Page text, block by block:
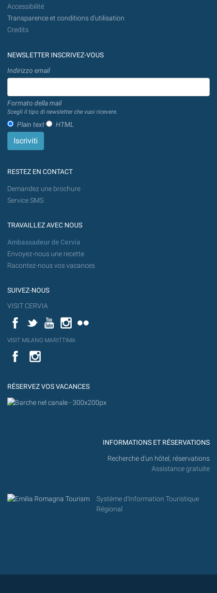
Accessibilité
Transparence et conditions d'utilisation
Credits
NEWSLETTER INSCRIVEZ-VOUS
Indirizzo email
Formato della mail
Scegli il tipo di newsletter che vuoi ricevere.
Plain text HTML
RESTEZ EN CONTACT
Demandez une brochure
Service SMS
TRAVAILLEZ AVEC NOUS
Ambassadeur de Cervia
Envoyez-nous une recette
Racontez-nous vos vacances
SUIVEZ-NOUS
VISIT CERVIA
FacebookTwitterYouTubeInstagram
YouT
VISIT MILANO MARITTIMA
Flick
VISIT
MILANO
YouTube
RÉSERVEZ VOS VACANCES
INFORMATIONS ET RÉSERVATIONS
Recherche d'un hôtel, réservations
Assistance gratuite
Système d'Information Touristique
Régional